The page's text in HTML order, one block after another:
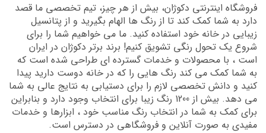
فروشگاه اینترنتی دکوژان، بیش از هر چیز، تیم تخصصی ما قصد
دارد به شما کمک کند تا از رنگ ها الهام بگیرید و از پتانسیل
زیبایی در خانه خود استفاده کنید. ما می خواهیم شما را برای
شروع یک تحول رنگی تشویق کنیم! برند برتر دکوژان در ایران
است ، با محصولات و خدمات گسترده ای طراحی شده است که
به شما کمک می کند رنگ هایی را که در خانه دوست دارید پیدا
کنید و دانش تخصصی لازم را برای دستیابی به نتایج عالی به شما
می دهد. بیش از 1200 رنگ زیبا برای انتخاب وجود دارد و بنابراین
برای کمک به شما در انتخاب رنگ مناسب خود ، ابزارها و خدمات
مفیدی به صورت آنلاین و فروشگاهی در دسترس است.